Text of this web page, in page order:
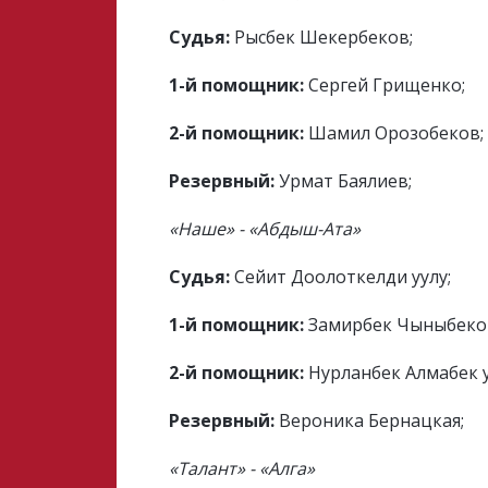
Судья: Рысбек Шекербеков;
1-й помощник:Сергей Грищенко;
2-й помощник: Шамил Орозобеков;
Резервный:Урмат Баялиев;
«Наше» - «Абдыш-Ата»
Судья:Сейит Доолоткелди уулу;
1-й помощник:Замирбек
2-й помощник: Нурланбек Алмабек
Резервный: Вероника Бернацкая;
«Талант» - «Алга»